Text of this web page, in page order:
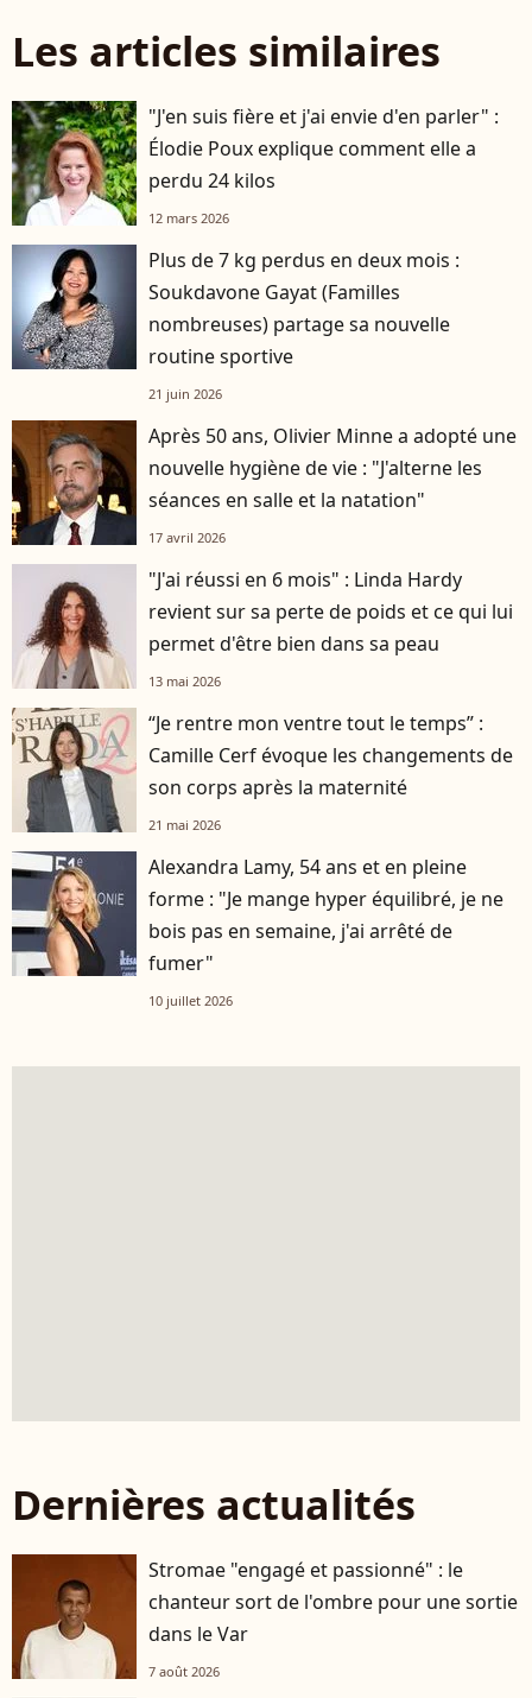
Les articles similaires
"J'en suis fière et j'ai envie d'en parler" :
Élodie Poux explique comment elle a
perdu 24 kilos
12 mars 2026
Plus de 7 kg perdus en deux mois :
Soukdavone Gayat (Familles
nombreuses) partage sa nouvelle
routine sportive
21 juin 2026
Après 50 ans, Olivier Minne a adopté une
nouvelle hygiène de vie : "J'alterne les
séances en salle et la natation"
17 avril 2026
"J'ai réussi en 6 mois" : Linda Hardy
revient sur sa perte de poids et ce qui lui
permet d'être bien dans sa peau
13 mai 2026
“Je rentre mon ventre tout le temps” :
Camille Cerf évoque les changements de
son corps après la maternité
21 mai 2026
Alexandra Lamy, 54 ans et en pleine
forme : "Je mange hyper équilibré, je ne
bois pas en semaine, j'ai arrêté de
fumer"
10 juillet 2026
Dernières actualités
Stromae "engagé et passionné" : le
chanteur sort de l'ombre pour une sortie
dans le Var
7 août 2026